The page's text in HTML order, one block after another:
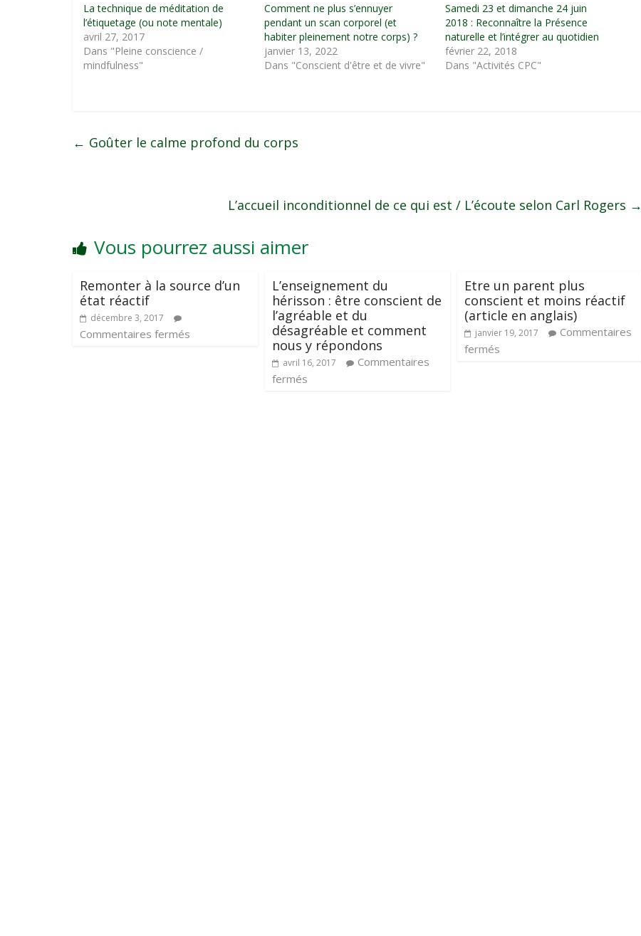
La technique de méditation de
l’étiquetage (ou note mentale)
avril 27, 2017
Dans "Pleine conscience /
mindfulness"
Comment ne plus s’ennuyer
pendant un scan corporel (et
habiter pleinement notre corps) ?
janvier 13, 2022
Dans "Conscient d'être et de vivre"
Samedi 23 et dimanche 24 juin
2018 : Reconnaître la Présence
naturelle et l’intégrer au quotidien
février 22, 2018
Dans "Activités CPC"
← Goûter le calme profond du corps
L’accueil inconditionnel de ce qui est / L’écoute selon Carl Rogers →
Vous pourrez aussi aimer
Remonter à la source d’un
état réactif
décembre 3, 2017
Commentaires fermés
L’enseignement du
hérisson : être conscient de
l’agréable et du
désagréable et comment
nous y répondons
avril 16, 2017
Commentaires
fermés
Etre un parent plus
conscient et moins réactif
(article en anglais)
janvier 19, 2017
Commentaires
fermés